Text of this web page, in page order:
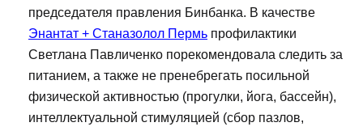
председателя правления Бинбанка. В качестве
Энантат + Станазолол Пермь профилактики
Светлана Павличенко порекомендовала следить за
питанием, а также не пренебрегать посильной
физической активностью (прогулки, йога, бассейн),
интеллектуальной стимуляцией (сбор пазлов,